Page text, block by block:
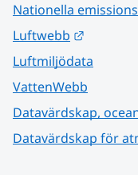
Nationella
Luftwebb
Luftmiljödata
VattenWebb
Datavärdskap,
Datavärdskap för